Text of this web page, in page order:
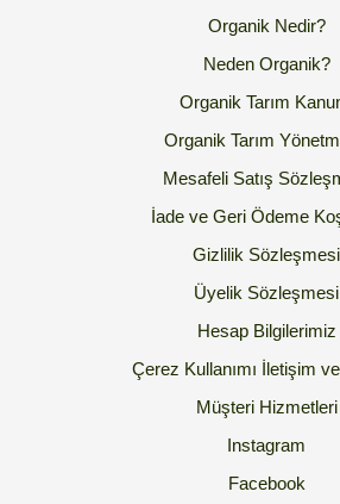
Organik Nedir?
Neden Organik?
Organik Tarım
Organik Tarım
Mesafeli Satış
İade ve Geri Ödeme
Gizlilik Sözleşmesi
Üyelik Sözleşmesi
Hesap Bilgilerimiz
Çerez Kullanımı İletişim
Müşteri Hizmetleri
Instagram
Facebook